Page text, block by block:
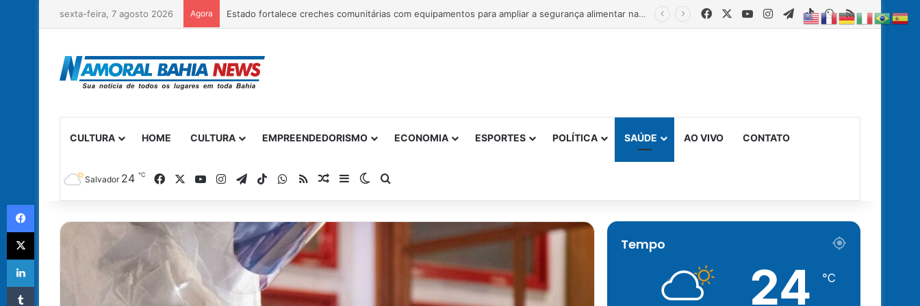
sexta-feira, 7 agosto 2026 Agora Estado fortalece creches comunitárias com equipamentos para ampliar a segurança alimentar na primeira infância FacebookYouTubeInstagram
Telegram
TikTokWhatsApp
RSS
CULTURA HOME CULTURA EMPREENDEDORISMO ECONOMIA ESPORTES POLÍTICA SAÚDE AO VIVO CONTATO
Salvador 24 ℃ FacebookYouTubeInstagram
TelegramTikTokWhatsApp
RSSArtigo Aleatório
Barra Lateral
Switch skin
Procurar por
Tempo
24 ℃
Facebook
X
Linkedin
Tumblr